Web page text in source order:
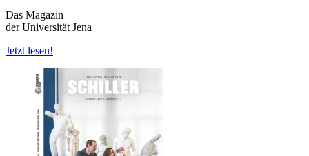
Das Magazin
der Universität Jena
Jetzt lesen!